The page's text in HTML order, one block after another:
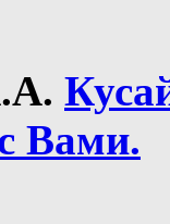
Вами.